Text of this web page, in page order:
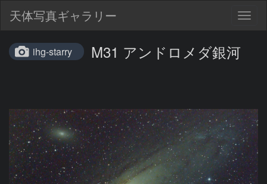
天体写真ギャラリー
ihg-starry M31 アンドロメダ銀河